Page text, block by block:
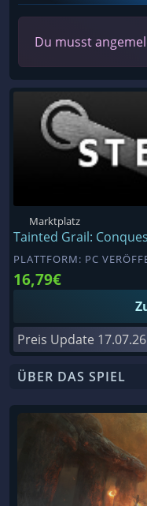
Du musst
Marktplatz
Tainted Grail:
PLATTFORM: PC
16,79€
Preis Update 17.07.26
ÜBER DAS SPIEL